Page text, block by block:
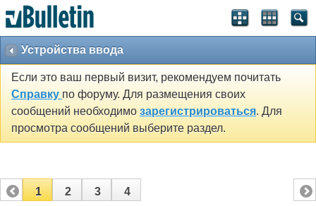
Устройства ввода
Если это ваш первый визит, рекомендуем почитать
Справку по форуму. Для размещения своих
сообщений необходимо зарегистрироваться. Для
просмотра сообщений выберите раздел.
1 2 3 4